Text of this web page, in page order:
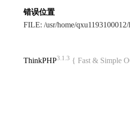
错误位置
FILE: /usr/home/
ThinkPHP3.1.3 { Fast & Simple